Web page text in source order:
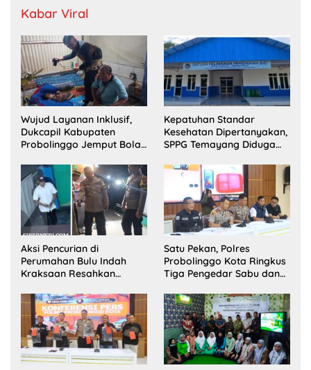
Kabar Viral
Wujud Layanan Inklusif,
Dukcapil Kabupaten
Probolinggo Jemput Bola
Disabilitas di Dringu
Kepatuhan Standar
Kesehatan Dipertanyakan,
SPPG Temayang Diduga
Aksi Pencurian di
Perumahan Bulu Indah
Kraksaan Resahkan
Satu Pekan, Polres
Probolinggo Kota Ringkus
Tiga Pengedar Sabu dan